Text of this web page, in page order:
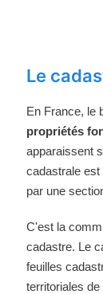
Le
En France, le
propriétés
apparaissent
cadastrale est
par une
C'est la
cadastre. Le
feuilles
territoriales